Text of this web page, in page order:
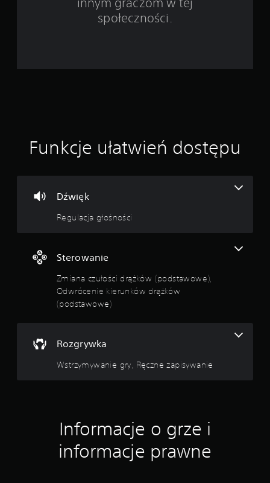
c
e
innym graczom w tej
społeczności.
Funkcje ułatwień dostępu
Dźwięk
Regulacja głośności
Sterowanie
Zmiana czułości drążków (podstawowe),
Odwrócenie kierunków drążków
(podstawowe)
Rozgrywka
Wstrzymywanie gry, Ręczne zapisywanie
Informacje o grze i
informacje prawne